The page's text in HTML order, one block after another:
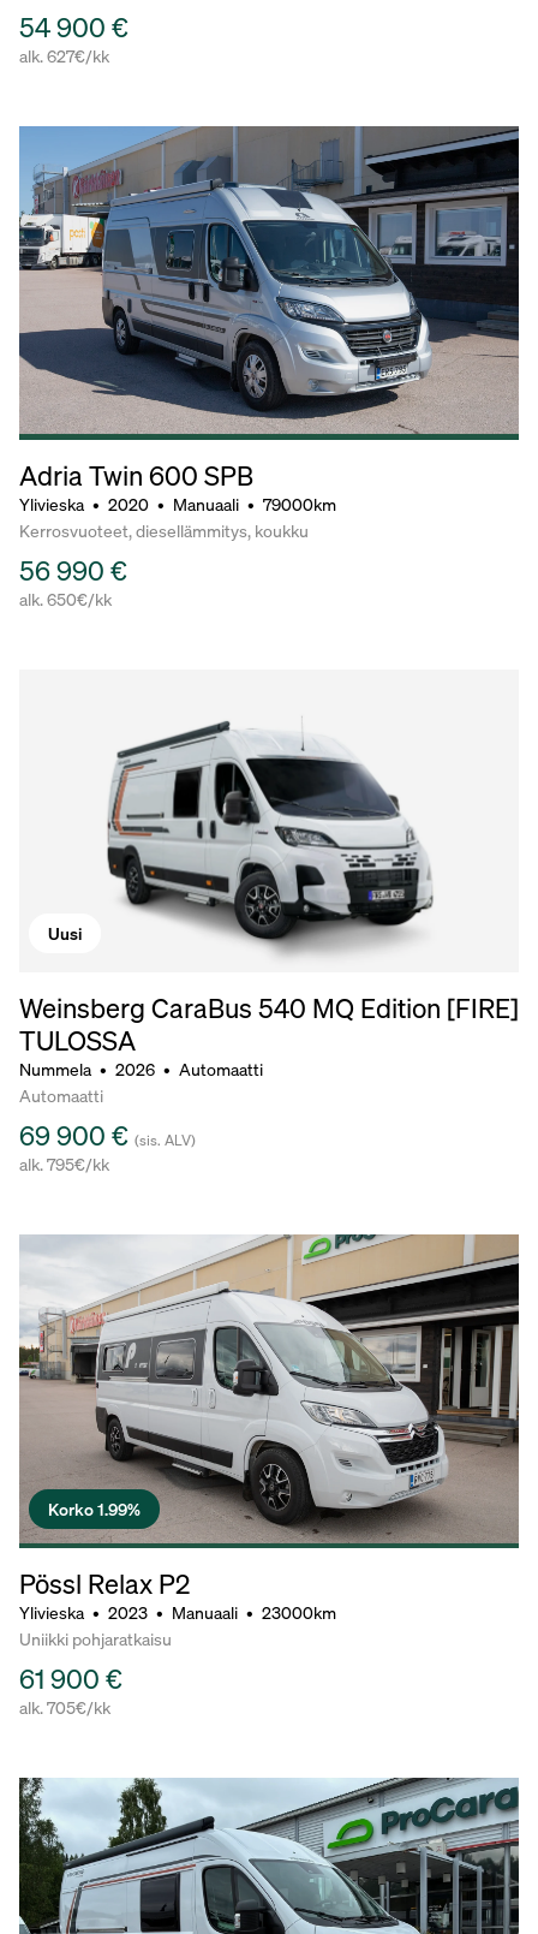
54 900 €
alk. 627€/kk
Adria Twin 600 SPB
Ylivieska • 2020 • Manuaali • 79000km
Kerrosvuoteet, diesellämmitys, koukku
56 990 €
alk. 650€/kk
Uusi
Weinsberg CaraBus 540 MQ Edition [FIRE]
TULOSSA
Nummela • 2026 • Automaatti
Automaatti
69 900 € (sis. ALV)
alk. 795€/kk
Korko 1.99%
Pössl Relax P2
Ylivieska • 2023 • Manuaali • 23000km
Uniikki pohjaratkaisu
61 900 €
alk. 705€/kk